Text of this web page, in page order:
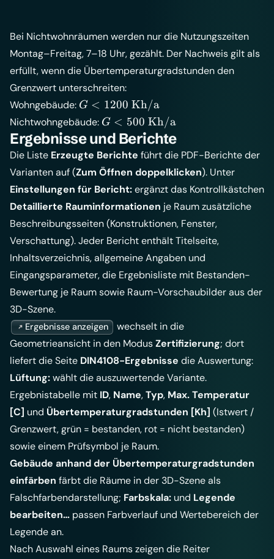
Bei Nichtwohnräumen werden nur die Nutzungszeiten
Montag–Freitag, 7–18 Uhr, gezählt. Der Nachweis gilt als
erfüllt, wenn die Übertemperaturgradstunden den
Grenzwert unterschreiten:
Wohngebäude: G < 1200\
\mathrm{Kh/a}
G < 1200 Kh/a
Nichtwohngebäude: G < 500\
\mathrm{Kh/a}
G < 500 Kh/a
Ergebnisse und Berichte
Die Liste Erzeugte Berichte führt die PDF-Berichte der
Varianten auf (Zum Öffnen doppelklicken). Unter
Einstellungen für Bericht:ergänzt das Kontrollkästchen
Detaillierte Rauminformationen je Raum zusätzliche
Beschreibungsseiten (Konstruktionen, Fenster,
Verschattung). Jeder Bericht enthält Titelseite,
Inhaltsverzeichnis, allgemeine Angaben und
Eingangsparameter, die Ergebnisliste mit Bestanden-
Bewertung je Raum sowie Raum-Vorschaubilder aus der
3D-Szene.
Ergebnisse anzeigen
wechselt in die
Geometrieansicht in den ModusZertifizierung; dort
liefert die Seite DIN4108-Ergebnisse die Auswertung:
Lüftung:wählt die auszuwertende Variante.
Ergebnistabelle mit ID, Name,Typ, Max. Temperatur
[C] und Übertemperaturgradstunden [Kh] (Istwert /
Grenzwert, grün = bestanden, rot = nicht bestanden)
sowie einem Prüfsymbol je Raum.
Gebäude anhand der Übertemperaturgradstunden
einfärben färbt die Räume in der 3D-Szene als
Falschfarbendarstellung; Farbskala: und Legende
bearbeiten… passen Farbverlauf und Wertebereich der
Legende an.
Nach Auswahl eines Raums zeigen die Reiter